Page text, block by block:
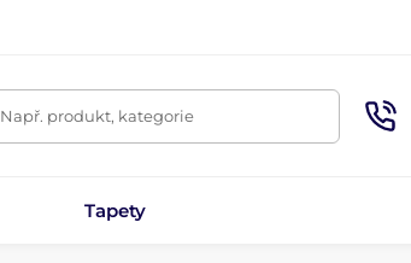
Např. produkt, kategorie
Tapety